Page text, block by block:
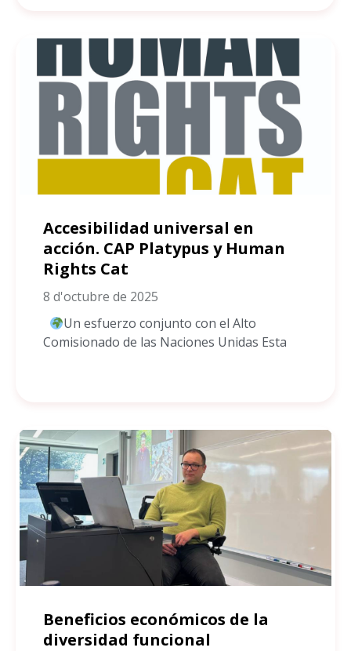
Accesibilidad universal en
acción. CAP Platypus y Human
Rights Cat
8 d'octubre de 2025
Un esfuerzo conjunto con el Alto
Comisionado de las Naciones Unidas Esta
Beneficios económicos de la
diversidad funcional